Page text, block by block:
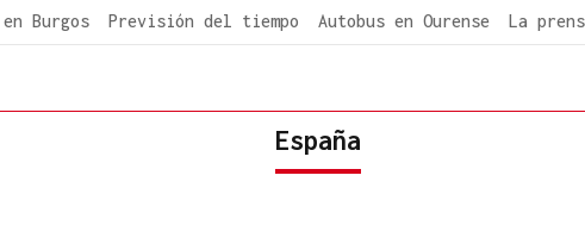
Burgos Previsión del tiempo Autobus en Ourense La
España